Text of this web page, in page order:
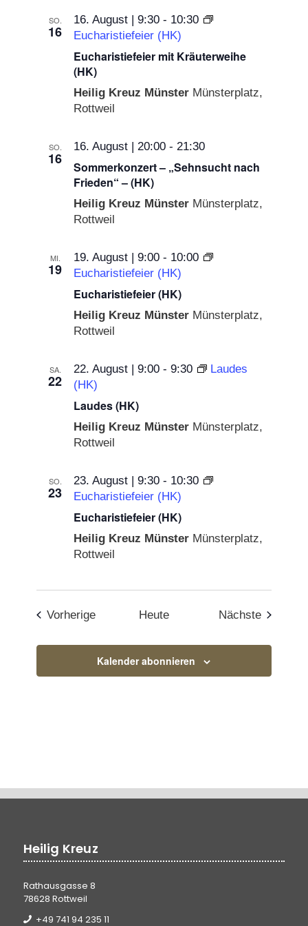
SO.
16
16. August | 9:30 - 10:30
Eucharistiefeier (HK)
Eucharistiefeier mit Kräuterweihe
(HK)
Heilig Kreuz Münster Münsterplatz,
Rottweil
SO.
16
16. August | 20:00 -21:30
Sommerkonzert – „Sehnsucht nach
Frieden“ – (HK)
Heilig Kreuz Münster Münsterplatz,
Rottweil
MI.
19
19. August | 9:00 - 10:00
Eucharistiefeier (HK)
Eucharistiefeier (HK)
Heilig Kreuz Münster Münsterplatz,
Rottweil
SA.
22
22. August | 9:00 -9:30
Laudes
(HK)
Laudes (HK)
Heilig Kreuz Münster Münsterplatz,
Rottweil
SO.
23
23. August | 9:30 - 10:30
Eucharistiefeier (HK)
Eucharistiefeier (HK)
Heilig Kreuz Münster Münsterplatz,
Rottweil
VorherigeVeranstaltungen
Heute Nächste
Kalender abonnieren
Heilig Kreuz
Rathausgasse 8
78628 Rottweil
+49 741 94 235 11